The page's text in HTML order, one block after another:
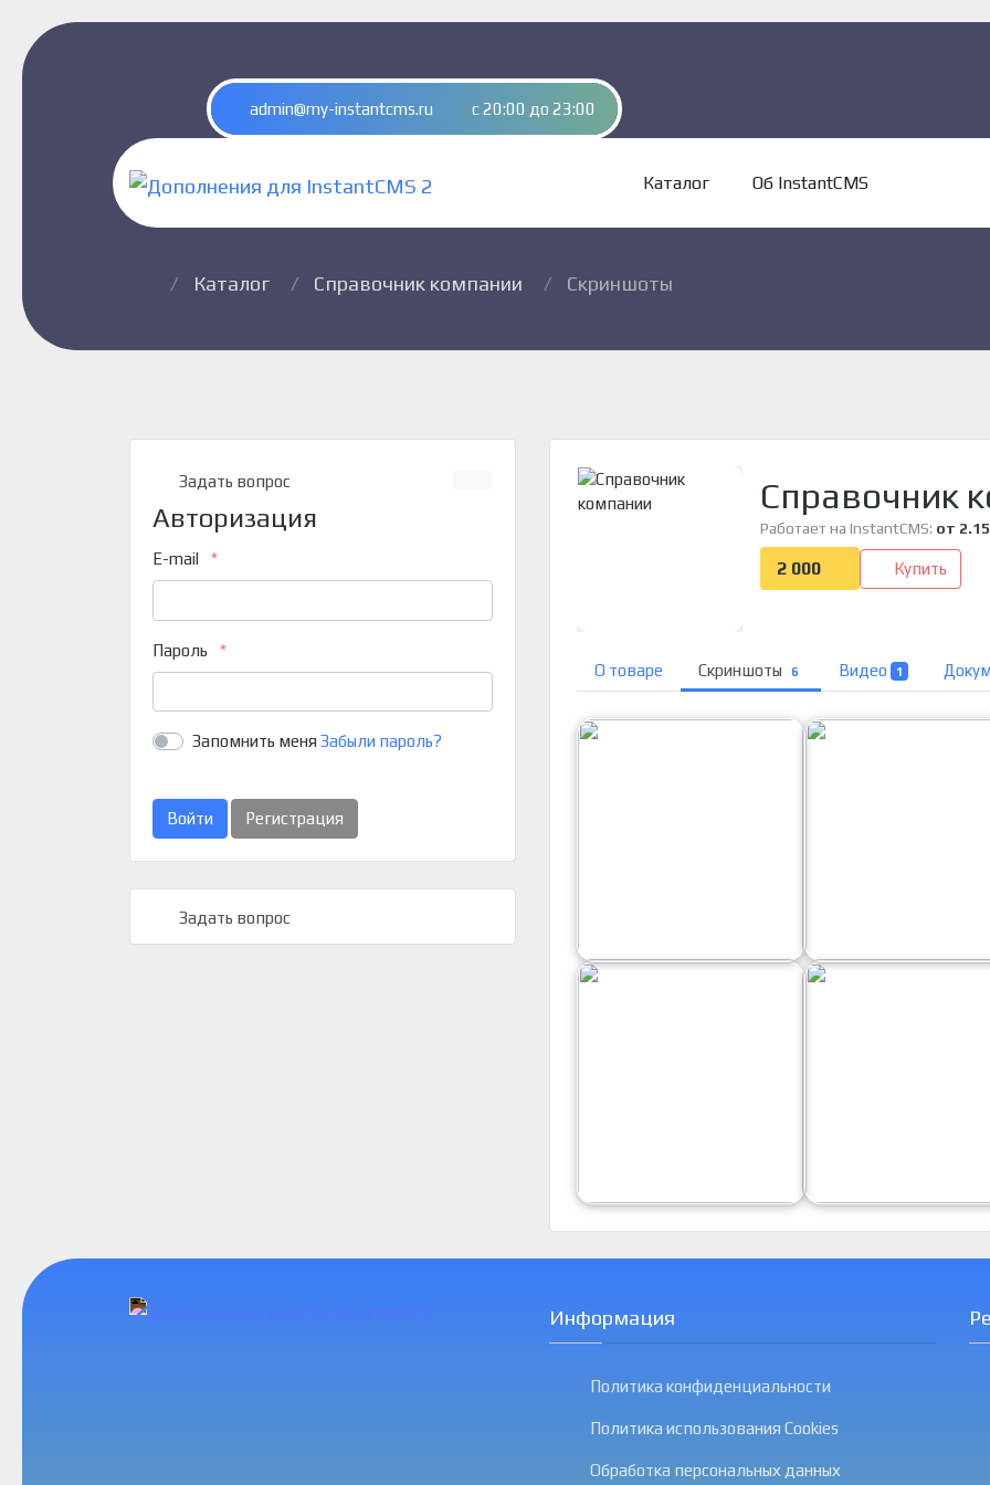
admin@my-instantcms.ru c 20:00 до 23:00
Каталог Об InstantCMS
Каталог Справочник компании Скриншоты
Задать вопрос
Авторизация
E-mail
Пароль
Запомнить меня Забыли пароль?
Войти Регистрация
Задать вопрос
Работает на InstantCMS: от
2 000 Купить
О товаре Скриншоты 6 Видео 1
Информация
Политика конфиденциальности
Политика использования Cookies
Обработка персональных данных